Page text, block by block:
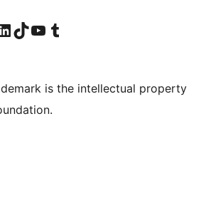
do Facebook
conta do Instagram
nossa conta do LinkedIn
Acessar nossa conta do TikTok
Acessar nosso canal do YouTube
Acessar nossa conta no Tumblr
is the intellectual property